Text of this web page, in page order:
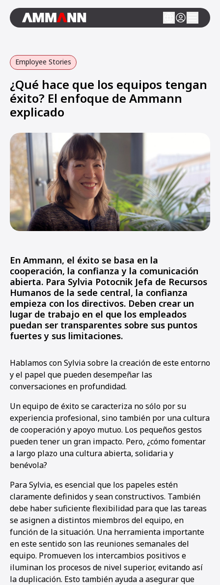
Employee Stories
¿Qué hace que los equipos tengan
éxito? El enfoque de Ammann
explicado
En Ammann, el éxito se basa en la
cooperación, la confianza y la comunicación
abierta. Para Sylvia Potocnik Jefa de Recursos
Humanos de la sede central, la confianza
empieza con los directivos. Deben crear un
lugar de trabajo en el que los empleados
puedan ser transparentes sobre sus puntos
fuertes y sus limitaciones.
Hablamos con Sylvia sobre la creación de este entorno
y el papel que pueden desempeñar las
conversaciones en profundidad.
Un equipo de éxito se caracteriza no sólo por su
experiencia profesional, sino también por una cultura
de cooperación y apoyo mutuo. Los pequeños gestos
pueden tener un gran impacto. Pero, ¿cómo fomentar
a largo plazo una cultura abierta, solidaria y
benévola?
Para Sylvia, es esencial que los papeles estén
claramente definidos y sean constructivos. También
debe haber suficiente flexibilidad para que las tareas
se asignen a distintos miembros del equipo, en
función de la situación. Una herramienta importante
en este sentido son las reuniones semanales del
equipo. Promueven los intercambios positivos e
iluminan los procesos de nivel superior, evitando así
la duplicación. Esto también ayuda a asegurar que